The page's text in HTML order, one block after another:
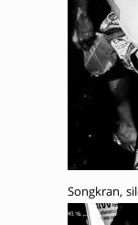
Songkran,